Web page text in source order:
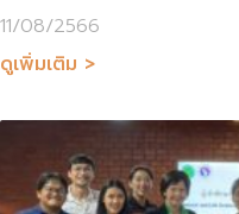
11/08/2566
ดูเพิ่มเติม >